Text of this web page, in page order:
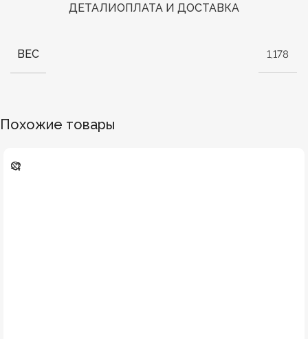
ДЕТАЛИОПЛАТА И ДОСТАВКА
ВЕС 1,178
Похожие товары